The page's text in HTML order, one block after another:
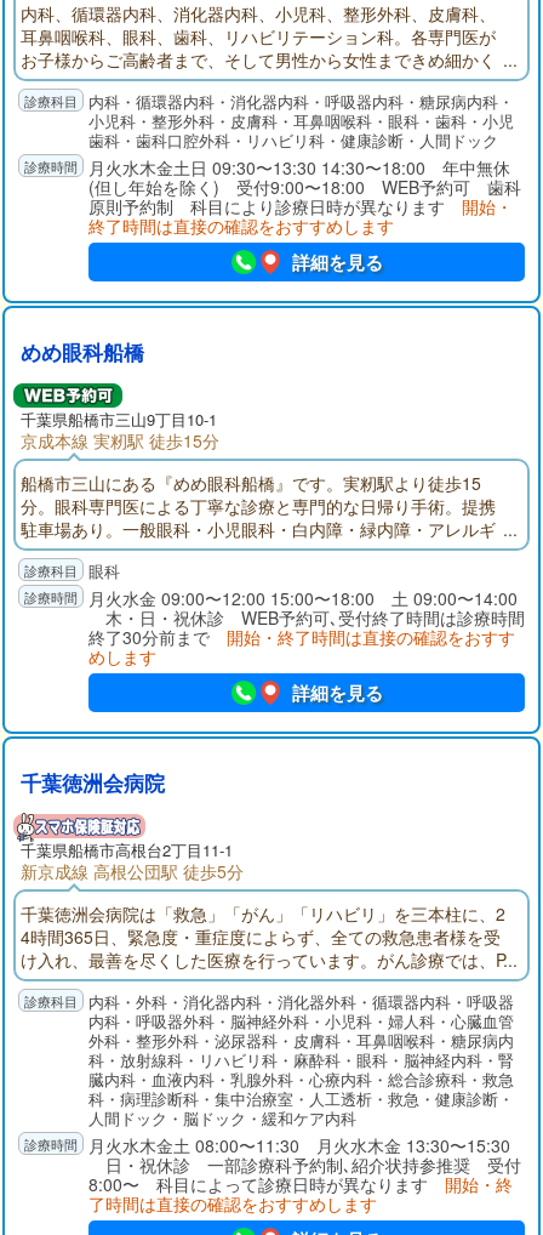
内科、循環器内科、消化器内科、小児科、整形外科、皮膚科、
耳鼻咽喉科、眼科、歯科、リハビリテーション科。各専門医が
お子様からご高齢者まで、そして男性から女性まできめ細かく
丁寧で分かりやすい診療を行っています。また、健やかに人生
を過ごすために各種健康診断や人間ドックも行っています。年
中無休のドクターランド船橋が皆様の健康の維持・増進をお手
伝いします。
内科・循環器内科・消化器内科・呼吸器内科・糖尿病内科・
小児科・整形外科・皮膚科・耳鼻咽喉科・眼科・歯科・小児
歯科・歯科口腔外科・リハビリ科・健康診断・人間ドック
月火水木金土日 09:30〜13:30 14:30〜18:00 年中無休
(但し年始を除く) 受付9:00〜18:00 WEB予約可 歯科
原則予約制 科目により診療日時が異なります 開始・
終了時間は直接の確認をおすすめします
詳細を見る
めめ眼科船橋
千葉県船橋市三山9丁目10-1
京成本線 実籾駅 徒歩15分
船橋市三山にある『めめ眼科船橋』です。実籾駅より徒歩15
分。眼科専門医による丁寧な診療と専門的な日帰り手術。提携
駐車場あり。一般眼科・小児眼科・白内障・緑内障・アレルギ
ー・眼鏡、コンタクト処方まで幅広く対応いたします。
眼科
月火水金 09:00〜12:00 15:00〜18:00 土 09:00〜14:00
木・日・祝休診 WEB予約可､受付終了時間は診療時間
終了30分前まで 開始・終了時間は直接の確認をおすす
めします
詳細を見る
千葉徳洲会病院
千葉県船橋市高根台2丁目11-1
新京成線 高根公団駅 徒歩5分
千葉徳洲会病院は「救急」「がん」「リハビリ」を三本柱に、2
4時間365日、緊急度・重症度によらず、全ての救急患者様を受
け入れ、最善を尽くした医療を行っています。がん診療では、P
ET-CTや放射線治療装置、ダ・ヴィンチなどの先端医療機器導入
のほか、28床の緩和ケア病棟を完備し、全てのがん治療を完結
できる医療体制を確立しております。リハビリテーションで
は、回復期リハビリ病棟を56床増床し、さらに多くの患者様を
受け入れ、社会復帰に向けた支援を行ってまいります。
内科・外科・消化器内科・消化器外科・循環器内科・呼吸器
内科・呼吸器外科・脳神経外科・小児科・婦人科・心臓血管
外科・整形外科・泌尿器科・皮膚科・耳鼻咽喉科・糖尿病内
科・放射線科・リハビリ科・麻酔科・眼科・脳神経内科・腎
臓内科・血液内科・乳腺外科・心療内科・総合診療科・救急
科・病理診断科・集中治療室・人工透析・救急・健康診断・
人間ドック・脳ドック・緩和ケア内科
月火水木金土 08:00〜11:30 月火水木金 13:30〜15:30
日・祝休診 一部診療科予約制､紹介状持参推奨 受付
8:00〜 科目によって診療日時が異なります 開始・終
了時間は直接の確認をおすすめします